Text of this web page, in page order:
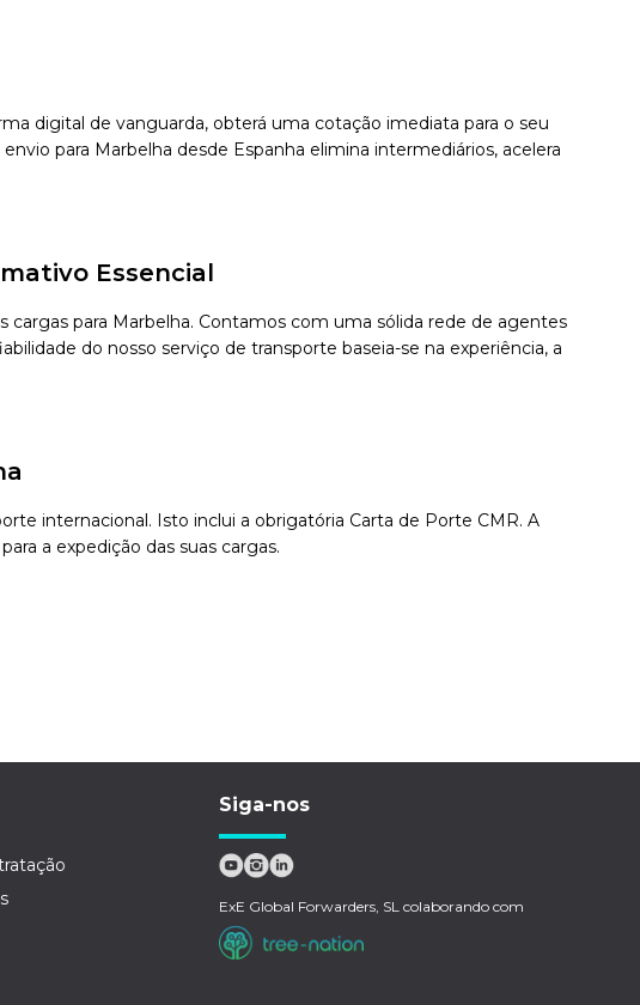
digital de vanguarda, obterá uma cotação imediata para o seu
para Marbelha desde Espanha elimina intermediários, acelera
Essencial
para Marbelha. Contamos com uma sólida rede de agentes
do nosso serviço de transporte baseia-se na experiência, a
internacional. Isto inclui a obrigatória Carta de Porte CMR. A
a expedição das suas cargas.
Siga-nos
ExE Global Forwarders, SL colaborando com